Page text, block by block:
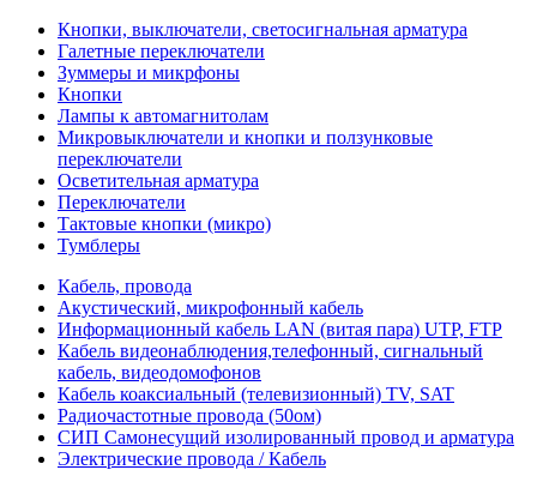
Кнопки, выключатели, светосигнальная арматура
Галетные переключатели
Зуммеры и микрфоны
Кнопки
Лампы к автомагнитолам
Микровыключатели и кнопки и ползунковые
переключатели
Осветительная арматура
Переключатели
Тактовые кнопки (микро)
Тумблеры
Кабель, провода
Акустический, микрофонный кабель
Информационный кабель LAN (витая пара) UTP, FTP
Кабель видеонаблюдения,телефонный, сигнальный
кабель, видеодомофонов
Кабель коаксиальный (телевизионный) TV, SAT
Радиочастотные провода (50ом)
СИП Самонесущий изолированный провод и арматура
Электрические провода / Кабель